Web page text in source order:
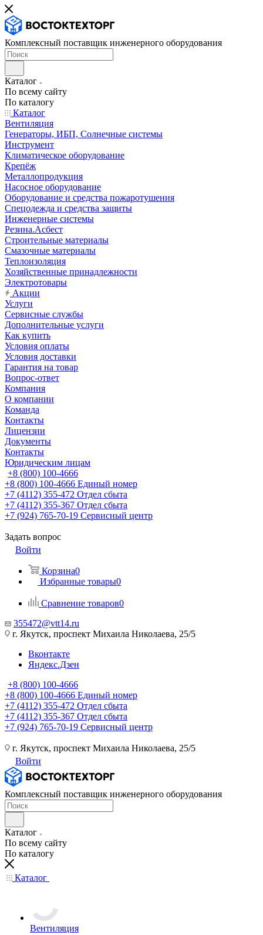
Комплексный поставщик инженерного оборудования
Каталог
По всему сайту
По каталогу
Каталог
Вентиляция
Генераторы, ИБП, Солнечные системы
Инструмент
Климатическое оборудование
Крепёж
Металлопродукция
Насосное оборудование
Оборудование и средства пожаротушения
Спецодежда и средства защиты
Инженерные системы
Резина.Асбест
Строительные материалы
Смазочные материалы
Теплоизоляция
Хозяйственные принадлежности
Электротовары
Акции
Услуги
Сервисные службы
Дополнительные услуги
Как купить
Условия оплаты
Условия доставки
Гарантия на товар
Вопрос-ответ
Компания
О компании
Команда
Контакты
Лицензии
Документы
Контакты
Юридическим лицам
+8 (800) 100-4666
+8 (800) 100-4666 Единый номер
+7 (4112) 355-472 Отдел сбыта
+7 (4112) 355-367 Отдел сбыта
+7 (924) 765-70-19 Сервисный центр
Задать вопрос
Войти
Корзина0
Избранные товары0
Сравнение товаров0
355472@vtt14.ru
г. Якутск, проспект Михаила Николаева, 25/5
Вконтакте
Яндекс.Дзен
+8 (800) 100-4666
+8 (800) 100-4666 Единый номер
+7 (4112) 355-472 Отдел сбыта
+7 (4112) 355-367 Отдел сбыта
+7 (924) 765-70-19 Сервисный центр
г. Якутск, проспект Михаила Николаева, 25/5
Войти
Комплексный поставщик инженерного оборудования
Каталог
По всему сайту
По каталогу
Каталог
Вентиляция